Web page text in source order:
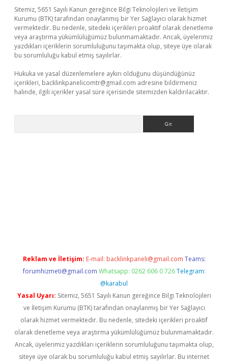
Sitemiz, 5651 Sayılı Kanun gereğince Bilgi Teknolojileri ve İletişim
Kurumu (BTK) tarafından onaylanmış bir Yer Sağlayıcı olarak hizmet
vermektedir. Bu nedenle, sitedeki içerikleri proaktif olarak denetleme
veya araştırma yükümlülüğümüz bulunmamaktadır. Ancak, üyelerimiz
yazdıkları içeriklerin sorumluluğunu taşımakta olup, siteye üye olarak
bu sorumluluğu kabul etmiş sayılırlar.
Hukuka ve yasal düzenlemelere aykırı olduğunu düşündüğünüz
içerikleri, backlinkpanelicomtr@gmail.com adresine bildirmeniz
halinde, ilgili içerikler yasal süre içerisinde sitemizden kaldırılacaktır.
Reklam ve İletişim: E-mail: backlinkpaneli@gmail.com Teams:
forumhizmeti@gmail.com Whatsapp: 0262 606 0 726 Telegram:
@karabul
Yasal Uyarı: Sitemiz, 5651 Sayılı Kanun gereğince Bilgi Teknolojileri
ve İletişim Kurumu (BTK) tarafından onaylanmış bir Yer Sağlayıcı
olarak hizmet vermektedir. Bu nedenle, sitedeki içerikleri proaktif
olarak denetleme veya araştırma yükümlülüğümüz bulunmamaktadır.
Ancak, üyelerimiz yazdıkları içeriklerin sorumluluğunu taşımakta olup,
siteye üye olarak bu sorumluluğu kabul etmiş sayılırlar. Bu internet